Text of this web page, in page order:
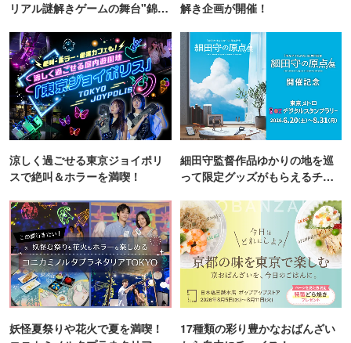
リアル謎解きゲームの舞台"錦糸
解き企画が開催！
涼しく過ごせる東京ジョイポリ
スで絶叫＆ホラーを満喫！
細田守監督作品ゆかりの地を巡
って限定グッズがもらえるチャ
妖怪夏祭りや花火で夏を満喫！
17種類の彩り豊かなおばんざい